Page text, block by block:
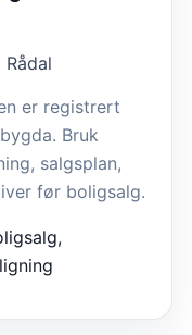
Rådal
er registrert
Bruk
salgsplan,
før boligsalg.